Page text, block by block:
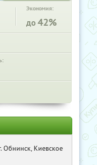
Экономия:
до42%
Обнинск, Киевское